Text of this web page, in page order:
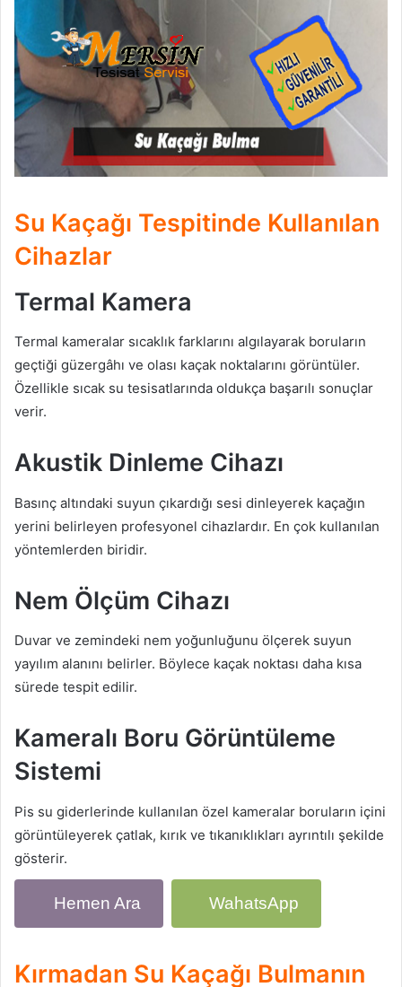
Su Kaçağı Tespitinde Kullanılan
Cihazlar
Termal Kamera
Termal kameralar sıcaklık farklarını algılayarak boruların
geçtiği güzergâhı ve olası kaçak noktalarını görüntüler.
Özellikle sıcak su tesisatlarında oldukça başarılı sonuçlar
verir.
Akustik Dinleme Cihazı
Basınç altındaki suyun çıkardığı sesi dinleyerek kaçağın
yerini belirleyen profesyonel cihazlardır. En çok kullanılan
yöntemlerden biridir.
Nem Ölçüm Cihazı
Duvar ve zemindeki nem yoğunluğunu ölçerek suyun
yayılım alanını belirler. Böylece kaçak noktası daha kısa
sürede tespit edilir.
Kameralı Boru Görüntüleme
Sistemi
Pis su giderlerinde kullanılan özel kameralar boruların içini
görüntüleyerek çatlak, kırık ve tıkanıklıkları ayrıntılı şekilde
gösterir.
Hemen Ara WahatsApp
Kırmadan Su Kaçağı Bulmanın